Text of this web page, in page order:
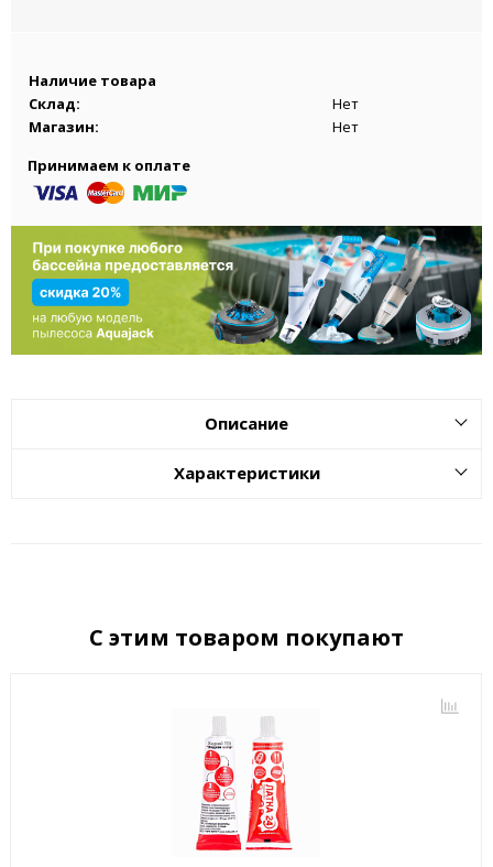
Наличие товара
Склад:
Нет
Магазин:
Нет
Принимаем к оплате
Описание
Характеристики
С этим товаром покупают